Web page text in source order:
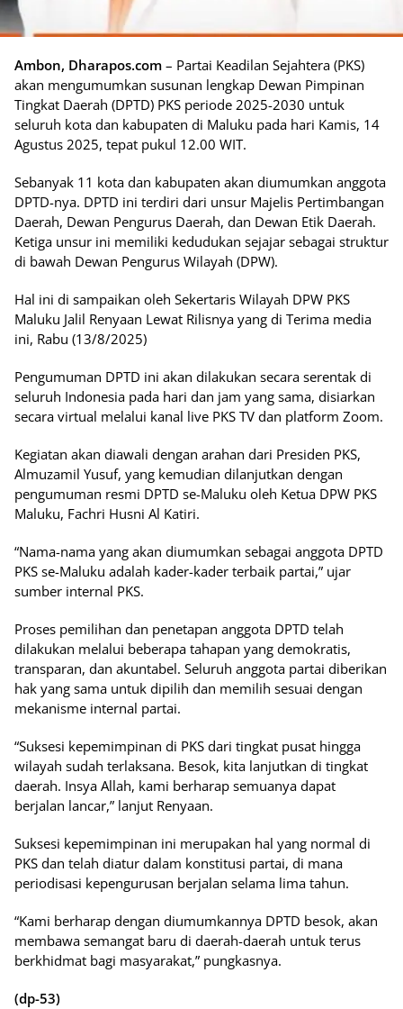
Ambon, Dharapos.com – Partai Keadilan Sejahtera (PKS)
akan mengumumkan susunan lengkap Dewan Pimpinan
Tingkat Daerah (DPTD) PKS periode 2025-2030 untuk
seluruh kota dan kabupaten di Maluku pada hari Kamis, 14
Agustus 2025, tepat pukul 12.00 WIT.
Sebanyak 11 kota dan kabupaten akan diumumkan anggota
DPTD-nya. DPTD ini terdiri dari unsur Majelis Pertimbangan
Daerah, Dewan Pengurus Daerah, dan Dewan Etik Daerah.
Ketiga unsur ini memiliki kedudukan sejajar sebagai struktur
di bawah Dewan Pengurus Wilayah (DPW).
Hal ini di sampaikan oleh Sekertaris Wilayah DPW PKS
Maluku Jalil Renyaan Lewat Rilisnya yang di Terima media
ini, Rabu (13/8/2025)
Pengumuman DPTD ini akan dilakukan secara serentak di
seluruh Indonesia pada hari dan jam yang sama, disiarkan
secara virtual melalui kanal live PKS TV dan platform Zoom.
Kegiatan akan diawali dengan arahan dari Presiden PKS,
Almuzamil Yusuf, yang kemudian dilanjutkan dengan
pengumuman resmi DPTD se-Maluku oleh Ketua DPW PKS
Maluku, Fachri Husni Al Katiri.
“Nama-nama yang akan diumumkan sebagai anggota DPTD
PKS se-Maluku adalah kader-kader terbaik partai,” ujar
sumber internal PKS.
Proses pemilihan dan penetapan anggota DPTD telah
dilakukan melalui beberapa tahapan yang demokratis,
transparan, dan akuntabel. Seluruh anggota partai diberikan
hak yang sama untuk dipilih dan memilih sesuai dengan
mekanisme internal partai.
“Suksesi kepemimpinan di PKS dari tingkat pusat hingga
wilayah sudah terlaksana. Besok, kita lanjutkan di tingkat
daerah. Insya Allah, kami berharap semuanya dapat
berjalan lancar,” lanjut Renyaan.
Suksesi kepemimpinan ini merupakan hal yang normal di
PKS dan telah diatur dalam konstitusi partai, di mana
periodisasi kepengurusan berjalan selama lima tahun.
“Kami berharap dengan diumumkannya DPTD besok, akan
membawa semangat baru di daerah-daerah untuk terus
berkhidmat bagi masyarakat,” pungkasnya.
(dp-53)